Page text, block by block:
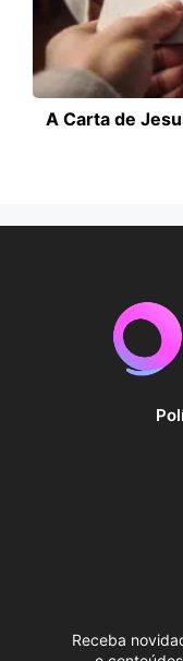
A Carta de
Receba